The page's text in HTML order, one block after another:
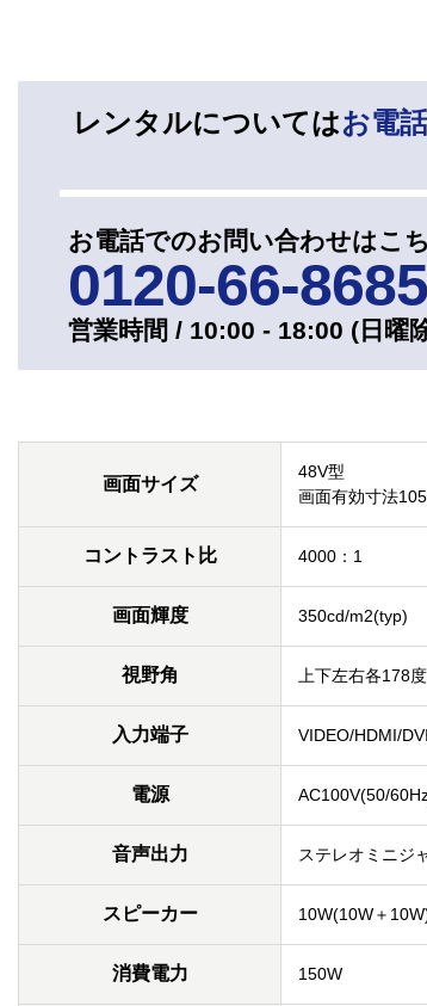
レンタルについてはお電話
お電話でのお問い合わせはこ
0120-66-8685
営業時間 / 10:00 - 18:00 (⽇曜
画面サイズ
48V型
画面有効寸法
コントラスト比 4000：1
画面輝度 350cd/m2(typ)
視野角 上下左右各178度
入力端子 VIDEO/HDMI/
電源 AC100V(50/
音声出力 ステレオミニジ
スピーカー 10W(10W＋
消費電力 150W